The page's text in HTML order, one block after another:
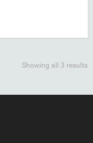
Showing all 3 results